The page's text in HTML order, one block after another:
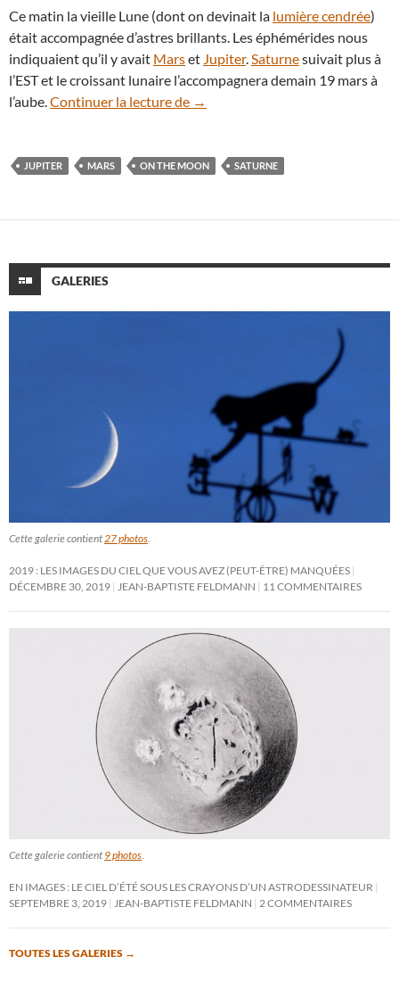
Ce matin la vieille Lune (dont on devinait la lumière cendrée)
était accompagnée d’astres brillants. Les éphémérides nous
indiquaient qu’il y avait Marset Jupiter. Saturnesuivait plus à
l’EST et le croissant lunaire l’accompagnera demain 19 mars à
l’aube. Continuer la lecture de Ballet céleste à l’aube entre la
→
JUPITER MARS ON THE MOON SATURNE
GALERIES
Cette galerie contient 27 photos
2019 : LES IMAGES DU CIEL QUE VOUS AVEZ (PEUT-ÊTRE) MANQUÉES
DÉCEMBRE 30, 2019
JEAN-BAPTISTE FELDMANN 11 COMMENTAIRES
Cette galerie contient 9 photos
EN IMAGES : LE CIEL D’ÉTÉ SOUS LES CRAYONS D’UN ASTRODESSINATEUR
SEPTEMBRE 3, 2019
JEAN-BAPTISTE FELDMANN 2 COMMENTAIRES
TOUTES LES GALERIES →